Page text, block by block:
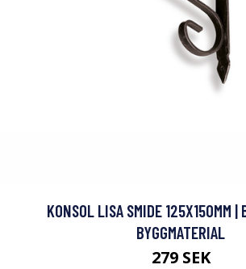
KONSOL LISA SMIDE 125X150MM |
BYGGMATERIAL
279 SEK